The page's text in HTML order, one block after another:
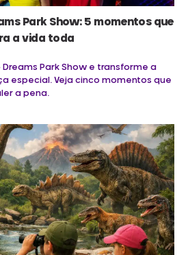
Park Show: 5 momentos que
a vida toda
Dreams Park Show e transforme a
especial. Veja cinco momentos que
a pena.